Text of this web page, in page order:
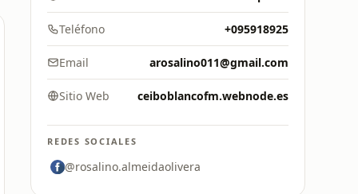
Teléfono +095918925
Email arosalino011@gmail.com
Sitio Web ceiboblancofm.webnode.es
REDES SOCIALES
@rosalino.almeidaolivera